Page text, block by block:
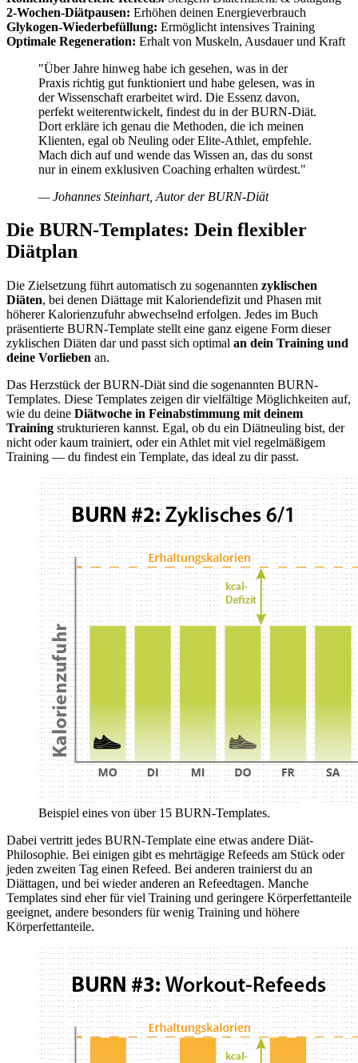
2-Wochen-Diätpausen: Erhöhen deinen Energieverbrauch
Glykogen-Wiederbefüllung: Ermöglicht intensives Training
Optimale Regeneration: Erhalt von Muskeln, Ausdauer und Kraft
"Über Jahre hinweg habe ich gesehen, was in der
Praxis richtig gut funktioniert und habe gelesen, was in
der Wissenschaft erarbeitet wird. Die Essenz davon,
perfekt weiterentwickelt, findest du in der BURN-Diät.
Dort erkläre ich genau die Methoden, die ich meinen
Klienten, egal ob Neuling oder Elite-Athlet, empfehle.
Mach dich auf und wende das Wissen an, das du sonst
nur in einem exklusiven Coaching erhalten würdest."
— Johannes Steinhart, Autor der BURN-Diät
Die BURN-Templates: Dein flexibler
Diätplan
Die Zielsetzung führt automatisch zu sogenannten zyklischen
Diäten, bei denen Diättage mit Kaloriendefizit und Phasen mit
höherer Kalorienzufuhr abwechselnd erfolgen. Jedes im Buch
präsentierte BURN-Template stellt eine ganz eigene Form dieser
zyklischen Diäten dar und passt sich optimal an dein Training und
deine Vorlieben an.
Das Herzstück der BURN-Diät sind die sogenannten BURN-
Templates. Diese Templates zeigen dir vielfältige Möglichkeiten auf,
wie du deine Diätwoche in Feinabstimmung mit deinem
Training strukturieren kannst. Egal, ob du ein Diätneuling bist, der
nicht oder kaum trainiert, oder ein Athlet mit viel regelmäßigem
Training — du findest ein Template, das ideal zu dir passt.
Beispiel eines von über 15 BURN-Templates.
Dabei vertritt jedes BURN-Template eine etwas andere Diät-
Philosophie. Bei einigen gibt es mehrtägige Refeeds am Stück oder
jeden zweiten Tag einen Refeed. Bei anderen trainierst du an
Diättagen, und bei wieder anderen an Refeedtagen. Manche
Templates sind eher für viel Training und geringere Körperfettanteile
geeignet, andere besonders für wenig Training und höhere
Körperfettanteile.